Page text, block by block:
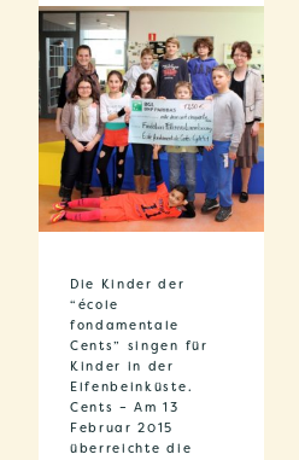
Die Kinder der
“école
fondamentale
Cents” singen für
Kinder in der
Elfenbeinküste.
Cents – Am 13
Februar 2015
überreichte die